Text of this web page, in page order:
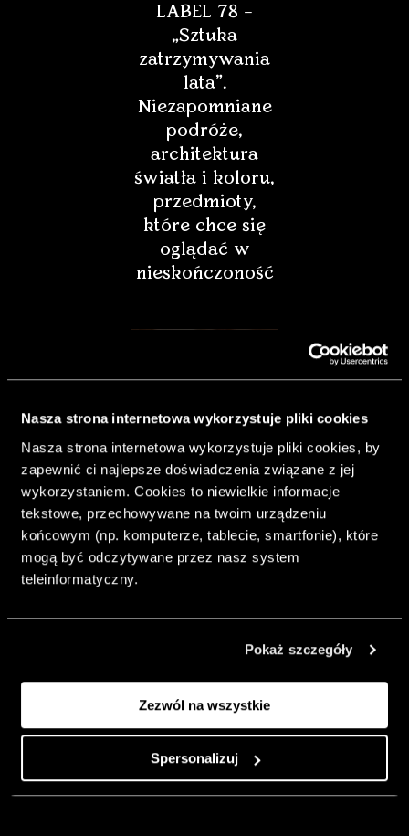
Nasza strona internetowa wykorzystuje pliki cookies
Nasza strona internetowa wykorzystuje pliki cookies, by
zapewnić ci najlepsze doświadczenia związane z jej
wykorzystaniem. Cookies to niewielkie informacje
tekstowe, przechowywane na twoim urządzeniu
końcowym (np. komputerze, tablecie, smartfonie), które
mogą być odczytywane przez nasz system
teleinformatyczny.
Pokaż szczegóły
Zezwól na wszystkie
Spersonalizuj
LABEL 78 –
„Sztuka
zatrzymywania
lata”.
Niezapomniane
podróże,
architektura
światła i koloru,
przedmioty,
które chce się
oglądać w
nieskończoność
& Living 40.
„Dom bardziej
Twój. Odważ się
urządzić go
rzemiosło jako
punkt wyjścia
do wnętrz
pełnych
charakteru”.